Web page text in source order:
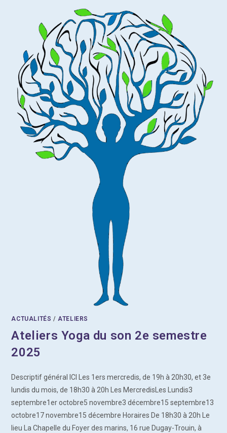
ACTUALITÉS /ATELIERS
Ateliers Yoga du son 2e semestre
2025
Descriptif général ICI Les 1ers mercredis, de 19h à 20h30, et 3e
lundis du mois, de 18h30 à 20h Les MercredisLes Lundis3
septembre1er octobre5 novembre3 décembre15 septembre13
octobre17 novembre15 décembre Horaires De 18h30 à 20h Le
lieu La Chapelle du Foyer des marins, 16 rue Dugay-Trouin, à